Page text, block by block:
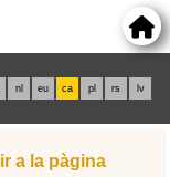
nl eu ca pl rs lv
a la pàgina